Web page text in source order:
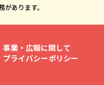
あります。
事業・広報に関して
プライバシーポリシー